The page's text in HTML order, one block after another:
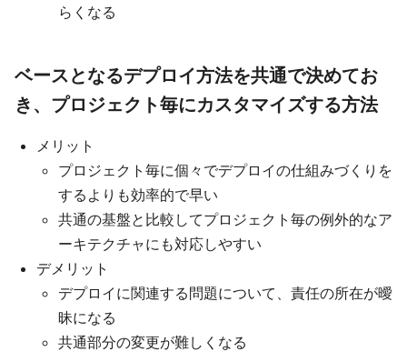
らくなる
ベースとなるデプロイ方法を共通で決めてお
き、プロジェクト毎にカスタマイズする方法
メリット
プロジェクト毎に個々でデプロイの仕組みづくりを
するよりも効率的で早い
共通の基盤と比較してプロジェクト毎の例外的なア
ーキテクチャにも対応しやすい
デメリット
デプロイに関連する問題について、責任の所在が曖
昧になる
共通部分の変更が難しくなる